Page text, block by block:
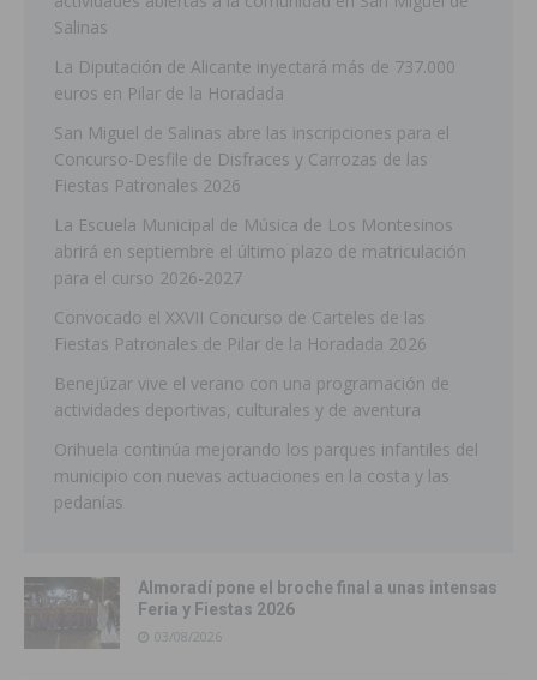
Salinas
La Diputación de Alicante inyectará más de 737.000
euros en Pilar de la Horadada
San Miguel de Salinas abre las inscripciones para el
Concurso-Desfile de Disfraces y Carrozas de las
Fiestas Patronales 2026
La Escuela Municipal de Música de Los Montesinos
abrirá en septiembre el último plazo de matriculación
para el curso 2026-2027
Convocado el XXVII Concurso de Carteles de las
Fiestas Patronales de Pilar de la Horadada 2026
Benejúzar vive el verano con una programación de
actividades deportivas, culturales y de aventura
Orihuela continúa mejorando los parques infantiles del
municipio con nuevas actuaciones en la costa y las
pedanías
Almoradí pone el broche final a unas intensas
Feria y Fiestas 2026
03/08/2026